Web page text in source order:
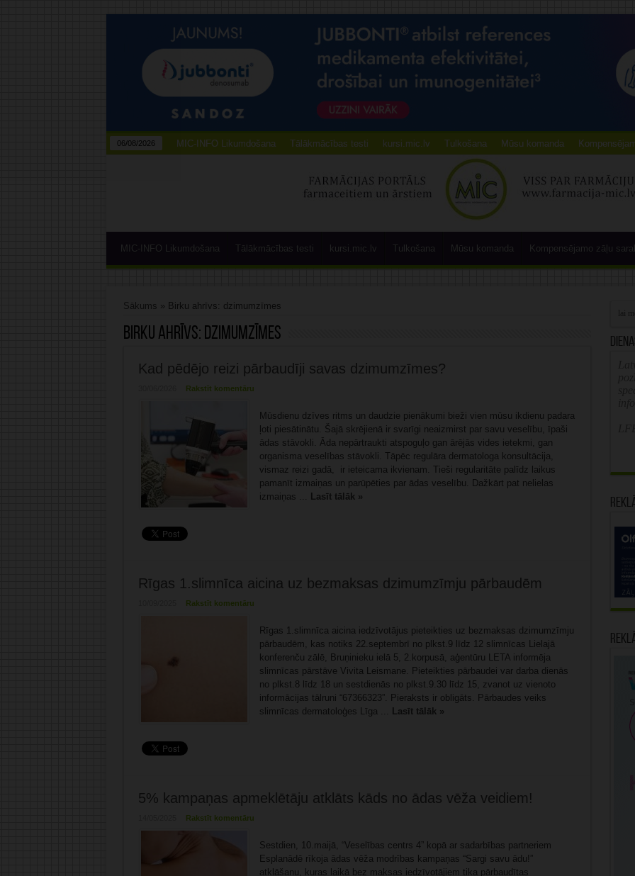
06/08/2026 MIC-INFO Likumdošana Tālākmācības testi kursi.mic.lv Tulkošana Mūsu komanda
MIC-INFO Likumdošana Tālākmācības testi kursi.mic.lv Tulkošana Mūsu komanda Kompensējamo zāļu
Sākums » Birku ahrīvs: dzimumzīmes
Birku ahrīvs: dzimumzīmes
Kad pēdējo reizi pārbaudīji savas dzimumzīmes?
Rakstīt komentāru
Mūsdienu dzīves ritms un daudzie pienākumi bieži vien mūsu ikdienu padara
ļoti piesātinātu. Šajā skrējienā ir svarīgi neaizmirst par savu veselību, īpaši
ādas stāvokli. Āda nepārtraukti atspoguļo gan ārējās vides ietekmi, gan
organisma veselības stāvokli. Tāpēc regulāra dermatologa konsultācija,
vismaz reizi gadā, ir ieteicama ikvienam. Tieši regularitāte palīdz laikus
pamanīt izmaiņas un parūpēties par ādas veselību. Dažkārt pat nelielas
izmaiņas ... Lasīt tālāk »
Rīgas 1.slimnīca aicina uz bezmaksas dzimumzīmju pārbaudēm
Rakstīt komentāru
Rīgas 1.slimnīca aicina iedzīvotājus pieteikties uz bezmaksas dzimumzīmju
pārbaudēm, kas notiks 22.septembrī no plkst.9 līdz 12 slimnīcas Lielajā
konferenču zālē, Bruņinieku ielā 5, 2.korpusā, aģentūru LETA informēja
slimnīcas pārstāve Vivita Leismane. Pieteikties pārbaudei var darba dienās
no plkst.8 līdz 18 un sestdienās no plkst.9.30 līdz 15, zvanot uz vienoto
informācijas tālruni “67366323”. Pieraksts ir obligāts. Pārbaudes veiks
slimnīcas dermatoloģes Līga ... Lasīt tālāk »
5% kampaņas apmeklētāju atklāts kāds no ādas vēža veidiem!
Rakstīt komentāru
Sestdien, 10.maijā, “Veselības centrs 4” kopā ar sadarbības partneriem
Esplanādē rīkoja ādas vēža modrības kampaņas “Sargi savu ādu!”
atklāšanu, kuras laikā bez maksas iedzīvotājiem tika pārbaudītas